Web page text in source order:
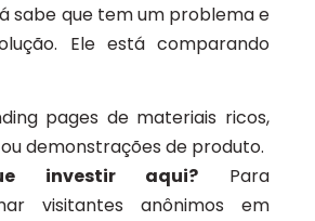
sabe que tem um problema e
Ele está comparando
pages de materiais ricos,
demonstrações de produto.
investir aqui? Para
visitantes anônimos em